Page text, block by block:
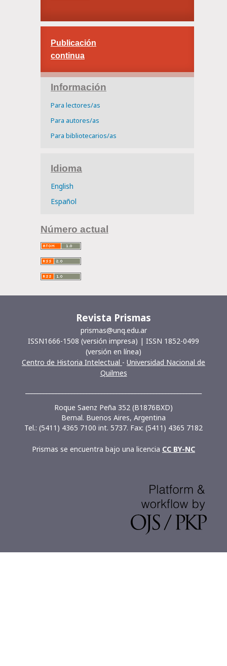
Publicación
continua
Información
Para lectores/as
Para autores/as
Para bibliotecarios/as
Idioma
English
Español
Número actual
Revista Prismas
prismas@unq.edu.ar
ISSN1666-1508 (versión impresa) | ISSN 1852-0499
(versión en línea)
Centro de Historia Intelectual - Universidad Nacional de
Quilmes
Roque Saenz Peña 352 (B1876BXD)
Bernal. Buenos Aires, Argentina
Tel.: (5411) 4365 7100 int. 5737. Fax: (5411) 4365 7182
Prismas se encuentra bajo una licencia CC BY-NC